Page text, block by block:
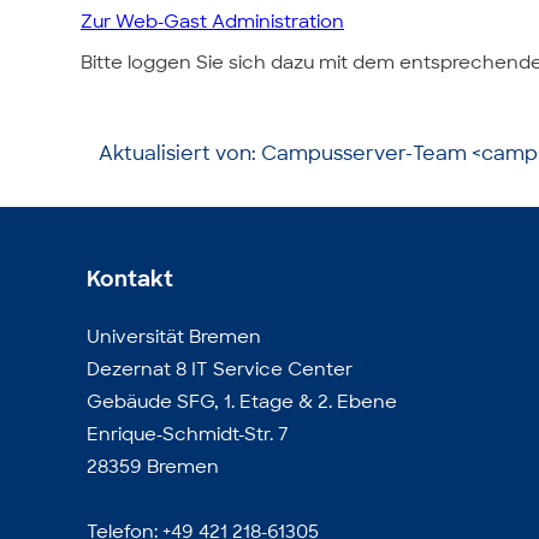
Zur Web-Gast Administration
Bitte loggen Sie sich dazu mit dem
Aktualisiert von: Campusserver-Team
Kontakt
Universität Bremen
Dezernat 8 IT Service Center
Gebäude SFG, 1. Etage & 2. Ebene
Enrique-Schmidt-Str. 7
28359 Bremen
Telefon: +49 421 218-61305